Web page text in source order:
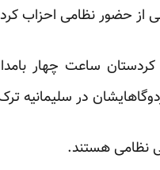
از حضور نظامی احزاب
در سلیمانیه
نظامی هستند.